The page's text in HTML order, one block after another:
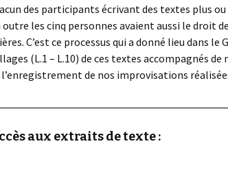
des participants écrivant des textes plus
outre les cinq personnes avaient aussi le droit
C’est ce processus qui a donné lieu dans
(L.1 – L.10) de ces textes accompagnés
l’enregistrement de nos improvisations
aux extraits de texte :